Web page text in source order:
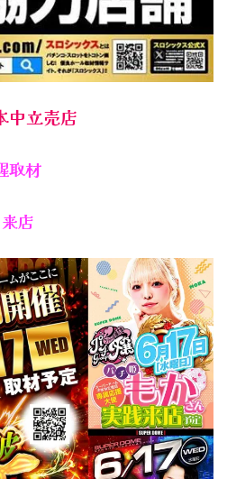
中立売店
取材
店